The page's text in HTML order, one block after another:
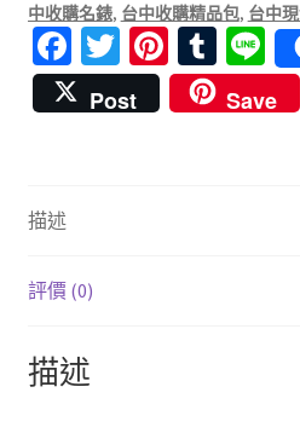
中收購名錶, 台中收購精品包, 台中
Fa
ce
b
T
wi
tt
Pi
nt
er
T
u
m
Li
n
e
Post
Save
描述
評價 (0)
描述